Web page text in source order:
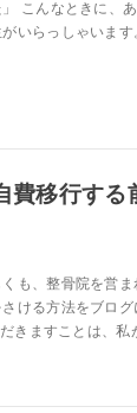
こんなときに、
いらっしゃいま
費移行する
も、整骨院を営
ける方法をブログ
きますことは、私